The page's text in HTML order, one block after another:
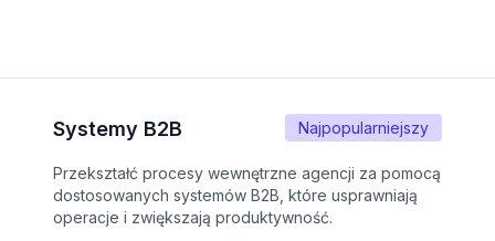
Najpopularniejszy
Systemy B2B
Przekształć procesy wewnętrzne agencji za pomocą
dostosowanych systemów B2B, które usprawniają
operacje i zwiększają produktywność.